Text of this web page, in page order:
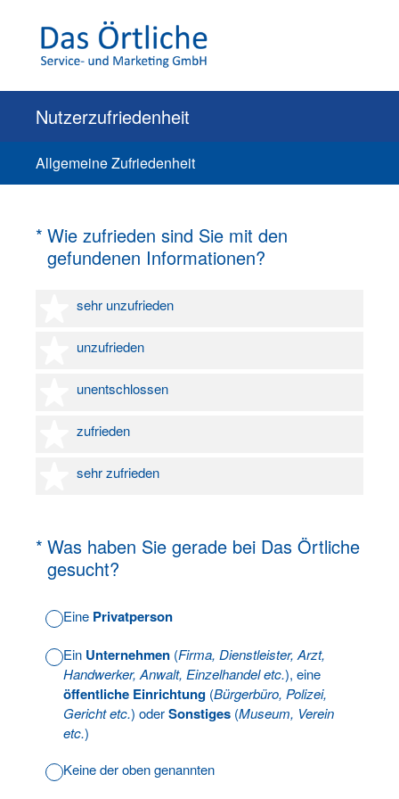
Nutzerzufriedenheit
Allgemeine Zufriedenheit
* Wie zufrieden sind Sie mit den
gefundenen Informationen?
(Erforderlich.)
sehr unzufrieden
1 Stern
unzufrieden
2 Sterne
unentschlossen
3 Sterne
zufrieden
4 Sterne
sehr zufrieden
5 Sterne
* Was haben Sie gerade bei Das Örtliche
gesucht?
(Erforderlich.)
Eine Privatperson
Ein Unternehmen (Firma, Dienstleister, Arzt,
Handwerker, Anwalt, Einzelhandel etc.), eine
öffentliche Einrichtung (Bürgerbüro, Polizei,
Gericht etc.) oderSonstiges (Museum, Verein
etc.)
Keine der oben genannten